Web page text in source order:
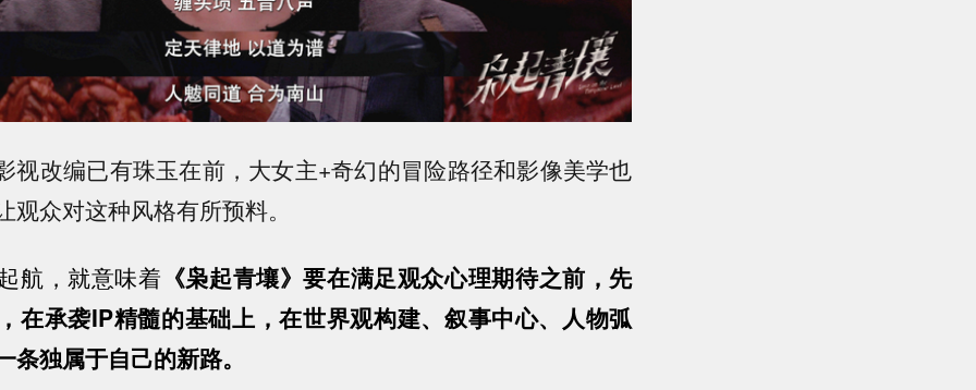
视改编已有珠玉在前，大女主+奇幻的冒险路径和影像美学也
观众对这种风格有所预料。
航，就意味着 《枭起青壤》要在满足观众心理期待之前，先
在承袭IP精髓的基础上，在世界观构建、叙事中心、人物弧
条独属于自己的新路。